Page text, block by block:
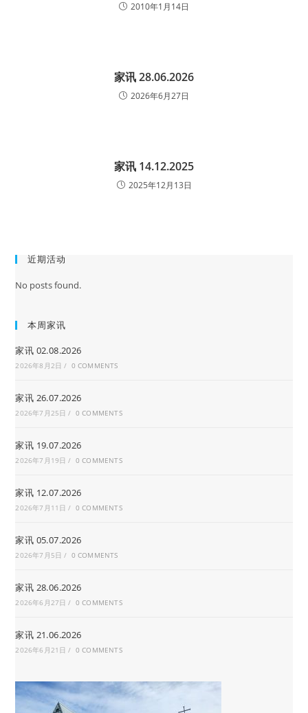
2010年1月14日
家讯 28.06.2026
2026年6月27日
家讯 14.12.2025
2025年12月13日
近期活动
No posts found.
本周家讯
家讯 02.08.2026
2026年8月2日 / 0 COMMENTS
家讯 26.07.2026
2026年7月25日 / 0 COMMENTS
家讯 19.07.2026
2026年7月19日 / 0 COMMENTS
家讯 12.07.2026
2026年7月11日 / 0 COMMENTS
家讯 05.07.2026
2026年7月5日 / 0 COMMENTS
家讯 28.06.2026
2026年6月27日 / 0 COMMENTS
家讯 21.06.2026
2026年6月21日 / 0 COMMENTS